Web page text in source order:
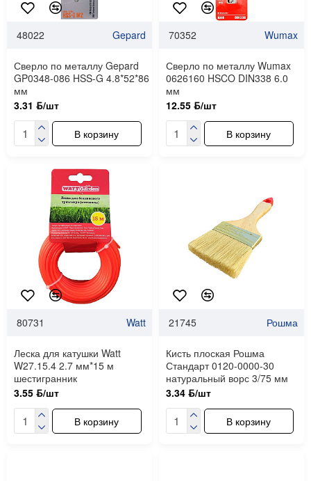
48022 Gepard
Сверло по металлу Gepard
GP0348-086 HSS-G 4.8*52*86
мм
3.31 ƃ/шт
В корзину
70352 Wumax
Сверло по металлу Wumax
0626160 HSCO DIN338 6.0
мм
12.55 ƃ/шт
В корзину
80731 Watt
Леска для катушки Watt
W27.15.4 2.7 мм*15 м
шестигранник
3.55 ƃ/шт
В корзину
21745 Рошма
Кисть плоская Рошма
Стандарт 0120-0000-30
натуральный ворс 3/75 мм
3.34 ƃ/шт
В корзину